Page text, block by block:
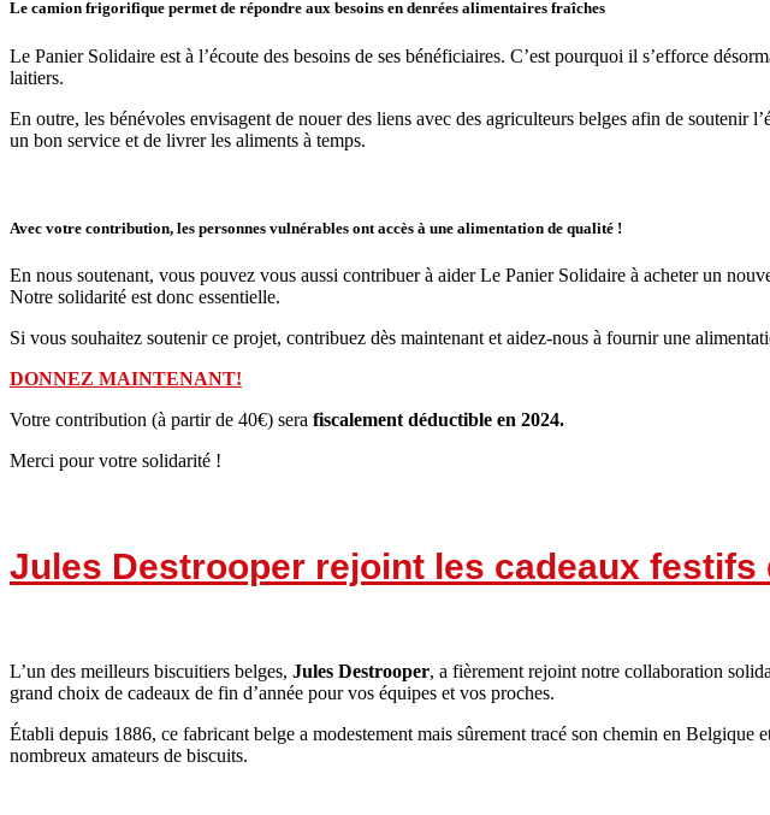
Le camion frigorifique permet de répondre aux besoins en denrées alimentaires fraîches
Le Panier Solidaire est à l’écoute des besoins de ses bénéficiaires. C’est pourquoi il s’efforce
laitiers.
En outre, les bénévoles envisagent de nouer des liens avec des agriculteurs belges afin de soutenir
un bon service et de livrer les aliments à temps.
Avec votre contribution, les personnes vulnérables ont accès à une alimentation de qualité !
En nous soutenant, vous pouvez vous aussi contribuer à aider Le Panier Solidaire à acheter un
Notre solidarité est donc essentielle.
Si vous souhaitez soutenir ce projet, contribuez dès maintenant et aidez-nous à fournir une
DONNEZ MAINTENANT!
Votre contribution (à partir de 40€) sera fiscalement déductible en 2024.
Merci pour votre solidarité !
Jules Destrooper rejoint les cadeaux festifs
L’un des meilleurs biscuitiers belges, Jules Destrooper, a fièrement rejoint notre collaboration
grand choix de cadeaux de fin d’année pour vos équipes et vos proches.
Établi depuis 1886, ce fabricant belge a modestement mais sûrement tracé son chemin en
nombreux amateurs de biscuits.